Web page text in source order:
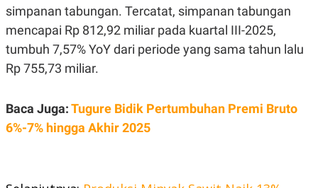
A
D
E
M
E
A
S
E
I
A
N
G
I
N
E
simpanan tabungan. Tercatat, simpanan tabungan
mencapai Rp 812,92 miliar pada kuartal III-2025,
tumbuh 7,57% YoY dari periode yang sama tahun lalu
Rp 755,73 miliar.
Baca Juga:Tugure Bidik Pertumbuhan Premi Bruto
6%-7% hingga Akhir 2025